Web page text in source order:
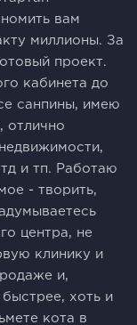
вам
миллионы. За
проект.
кабинета до
санпины, имею
отлично
и тп. Работаю
- творить,
центра, не
клинику и
и,
хоть и
кота в